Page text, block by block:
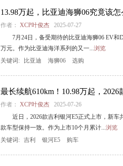
13.98万起，比亚迪海狮06究竟该
作者： XCP叶俊杰 2025-07-27
7月24日，备受期待的比亚迪海狮06 EV
万元。作为比亚迪海洋系列的又一...浏览
关键词:
比亚迪 海狮06 选购
最长续航610km！10.98万起，
作者： XCP叶俊杰 2025-07-26
近日，2026款吉利银河E5正式上市，新车
款车型保持一致。作为上市10个月累计...浏览
关键词: 吉利 银河E5 购车